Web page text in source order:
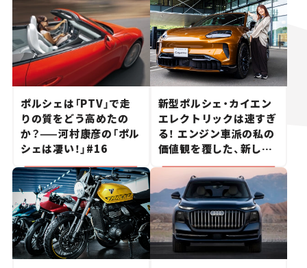
ポルシェは「PTV」で走
りの質をどう高めたの
か？——河村康彦の「ポル
シェは凄い！」#16
新型ポルシェ・カイエン
エレクトリックは速すぎ
る！ エンジン車派の私の
価値観を覆した、新しい
ポルシェの走り。